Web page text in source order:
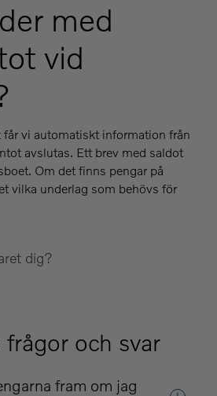
med
vid
får vi automatiskt information från
avslutas. Ett brev med saldot
Om det finns pengar på
vilka underlag som behövs för
dig?
frågor och svar
fram om jag